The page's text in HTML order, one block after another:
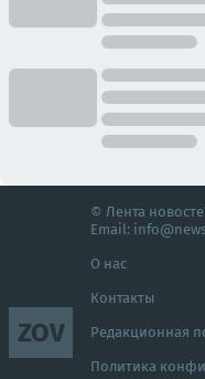
ZOV
© Лента
Email:
О нас
Контакты
Редакционная
Политика